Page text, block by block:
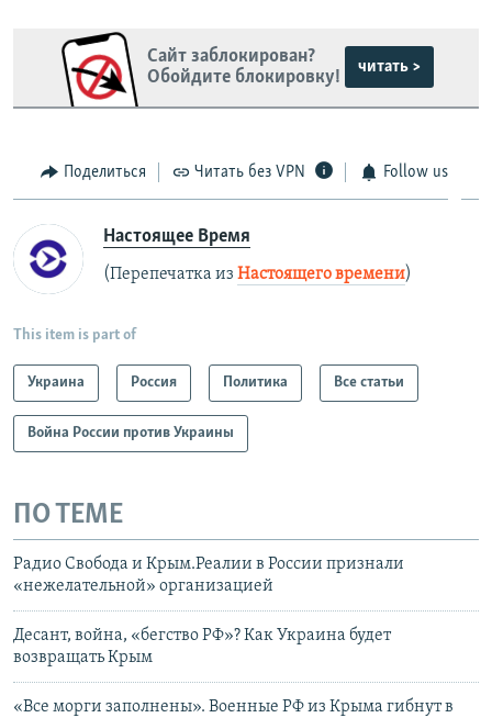
Сайт заблокирован?
Обойдите блокировку!
читать >
Поделиться Читать без VPN Follow us
Настоящее Время
(Перепечатка из Настоящего времени)
This item is part of
Украина Россия Политика Все статьи
Война России против Украины
ПО ТЕМЕ
Радио Свобода и Крым.Реалии в России признали
«нежелательной» организацией
Десант, война, «бегство РФ»? Как Украина будет
возвращать Крым
«Все морги заполнены». Военные РФ из Крыма гибнут в